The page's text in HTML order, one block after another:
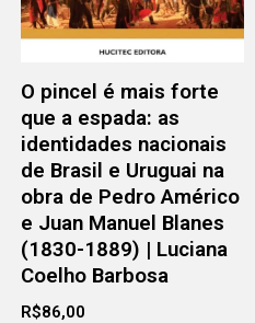
O pincel é mais forte
que a espada: as
identidades nacionais
de Brasil e Uruguai na
obra de Pedro Américo
e Juan Manuel Blanes
(1830-1889) | Luciana
Coelho Barbosa
R$86,00